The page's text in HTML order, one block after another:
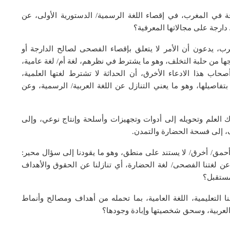
في المغرب، في إقصاء اللغة الرسمية/ الدستورية الأولى، عن
دارجة على مجالاتها المعرفية؟
يدعون أن الأمر لا يتعلق بإقصاء الفصحى لصالح الدارجة أو
من حلبة التخلف، وهو ما يشترط في نظرهم، لغة أم/ لغة عامية،
هذا الادعاء الأخرق، أن الحداثة لا تشترط لغتها العلمية،
بتفاصيلها، وهو ما يعني التنازل عن اللغة العربية/ الرسمية، وعن
العلم وتحويله إلى أدوات وتجهيزات وأسلحة وإنتاج نوعي، وإلى
إلى فسحة الحضارة والتمدن.
أحمق/ أخرق/ لا يستند على منطق، وهو ما يقودنا إلى سؤال محير:
عن لغتنا الفصحى/ لغة الحضارة، أي تنازلنا عن الحقوق والأهداف
اللغة العامية، بما تحمله من أهداف ومصالح وأنماط
وسحق شخصيتها وإبادة وجودها؟